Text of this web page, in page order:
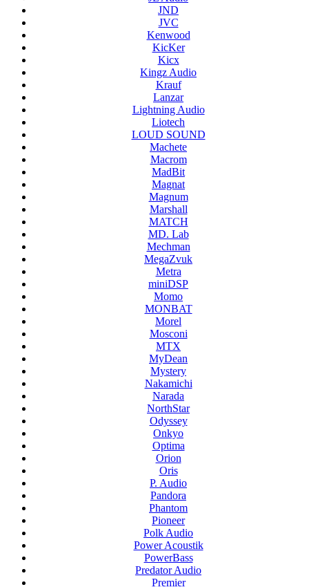
JND
JVC
Kenwood
KicKer
Kicx
Kingz Audio
Krauf
Lanzar
Lightning Audio
Liotech
LOUD SOUND
Machete
Macrom
MadBit
Magnat
Magnum
Marshall
MATCH
MD. Lab
Mechman
MegaZvuk
Metra
miniDSP
Momo
MONBAT
Morel
Mosconi
MTX
MyDean
Mystery
Nakamichi
Narada
NorthStar
Odyssey
Onkyo
Optima
Orion
Oris
P. Audio
Pandora
Phantom
Pioneer
Polk Audio
Power Acoustik
PowerBass
Predator Audio
Premier